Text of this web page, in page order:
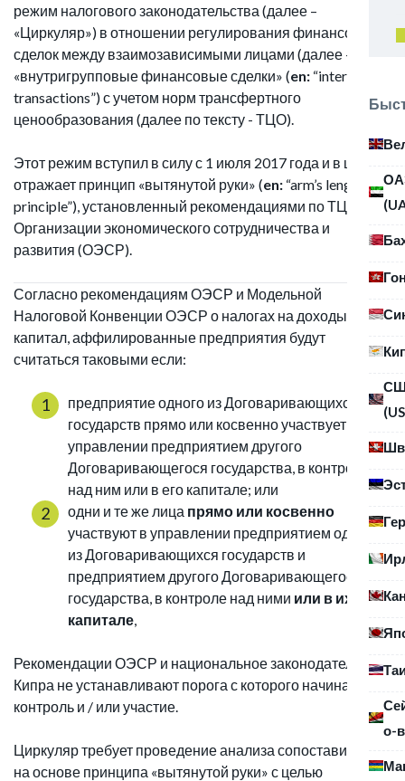
о-
режим налогового законодательства (далее –
«Циркуляр») в отношении регулирования финансовых
сделок между взаимозависимыми лицами (далее –
«внутригрупповые финансовые сделки» (en: “inter-group
transactions”) с учетом норм трансфертного
ценообразования (далее по тексту - ТЦО).
Этот режим вступил в силу с 1 июля 2017 года и в целом
отражает принцип «вытянутой руки» (en: “arm’s length
principle”), установленный рекомендациями по ТЦО
Организации экономического сотрудничества и
развития (ОЭСР).
Согласно рекомендациям ОЭСР и Модельной
Налоговой Конвенции ОЭСР о налогах на доходы и
капитал, аффилированные предприятия будут
считаться таковыми если:
предприятие одного из Договаривающихся
государств прямо или косвенно участвует в
управлении предприятием другого
Договаривающегося государства, в контроле
над ним или в его капитале; или
одни и те же лица прямо или косвенно
участвуют в управлении предприятием одного
из Договаривающихся государств и
предприятием другого Договаривающегося
государства, в контроле над ними или в их
капитале,
Рекомендации ОЭСР и национальное законодательство
Кипра не устанавливают порога с которого начинается
контроль и / или участие.
Циркуляр требует проведение анализа сопоставимости
на основе принципа «вытянутой руки» с целью